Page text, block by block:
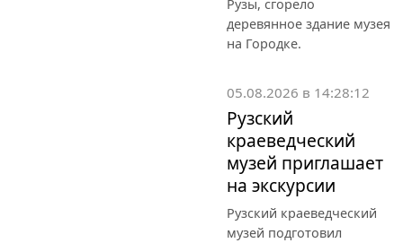
Рузы, сгорело
деревянное здание музея
на Городке.
05.08.2026 в 14:28:12
Рузский
краеведческий
музей приглашает
на экскурсии
Рузский краеведческий
музей подготовил